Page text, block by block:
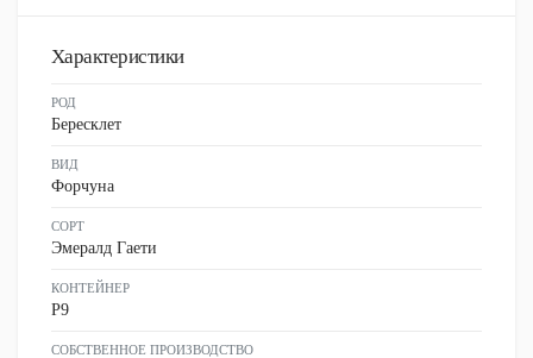
Характеристики
РОД
Бересклет
ВИД
Форчуна
СОРТ
Эмералд Гаети
КОНТЕЙНЕР
P9
СОБСТВЕННОЕ ПРОИЗВОДСТВО